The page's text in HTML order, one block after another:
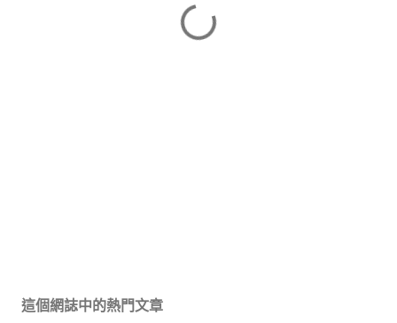
這個網誌中的熱門文章